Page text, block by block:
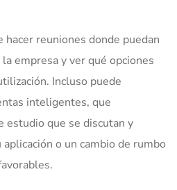
hacer reuniones donde puedan
empresa y ver qué opciones
Incluso puede
inteligentes, que
estudio que se discutan y
o un cambio de rumbo